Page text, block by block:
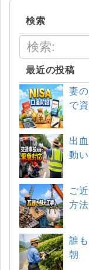
検索
最近の投稿
妻
で
出
動
ご
方
誰
朝